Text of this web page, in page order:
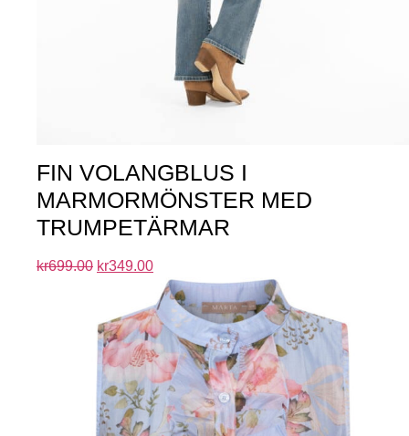
FIN VOLANGBLUS I
MARMORMÖNSTER MED
TRUMPETÄRMAR
kr699.00 kr349.00